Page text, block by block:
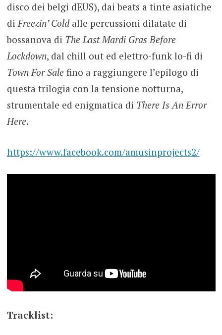
disco dei belgi dEUS), dai beats a tinte asiatiche
diFreezin’ Cold alle percussioni dilatate di
bossanova di The Last Mardi Gras Before
Lockdown, dal chill out ed elettro-funk lo-fi di
Town For Salefino a raggiungere l’epilogo di
questa trilogia con la tensione notturna,
strumentale ed enigmatica di There Is An Error
Here.
https://www.facebook.com/amusinprojects2/
Tracklist: